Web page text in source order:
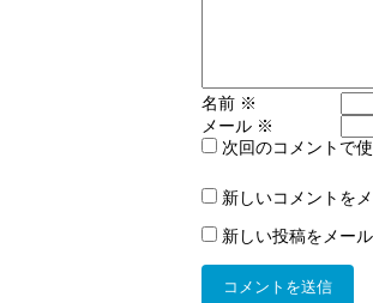
名前 ※
メール ※
次回のコメントで
新しいコメントを
新しい投稿をメー